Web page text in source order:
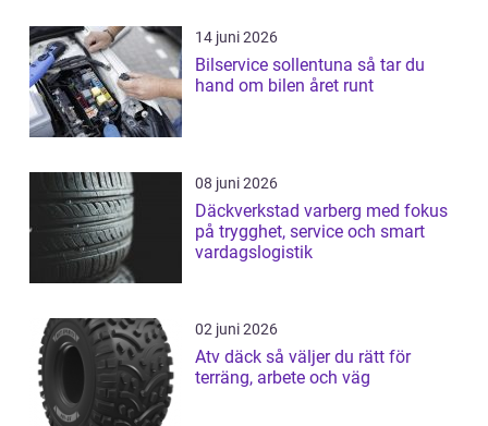
14 juni 2026
Bilservice sollentuna så tar du
hand om bilen året runt
08 juni 2026
Däckverkstad varberg med fokus
på trygghet, service och smart
vardagslogistik
02 juni 2026
Atv däck så väljer du rätt för
terräng, arbete och väg